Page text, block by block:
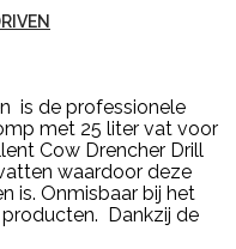
is de professionele
met 25 liter vat voor
Cow Drencher Drill
waardoor deze
is. Onmisbaar bij het
Dankzij de